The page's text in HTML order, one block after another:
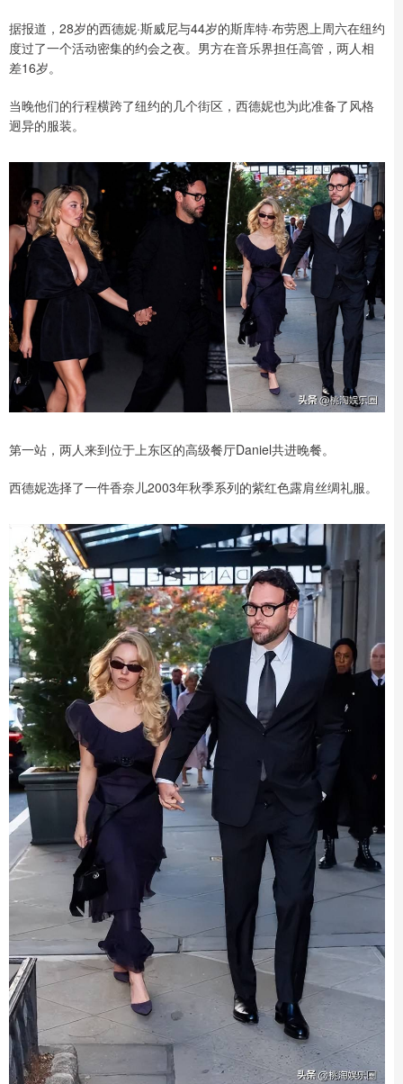
据报道，28岁的西德妮·斯威尼与44岁的斯库特·布劳恩上周六在纽约
度过了一个活动密集的约会之夜。男方在音乐界担任高管，两人相
差16岁。
当晚他们的行程横跨了纽约的几个街区，西德妮也为此准备了风格
迥异的服装。
第一站，两人来到位于上东区的高级餐厅Daniel共进晚餐。
西德妮选择了一件香奈儿2003年秋季系列的紫红色露肩丝绸礼服。